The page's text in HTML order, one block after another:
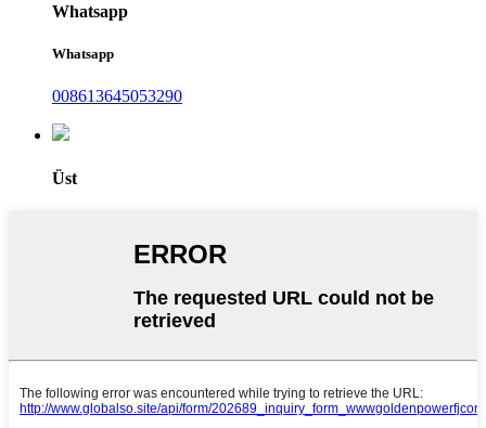
Whatsapp
Whatsapp
008613645053290
Üst